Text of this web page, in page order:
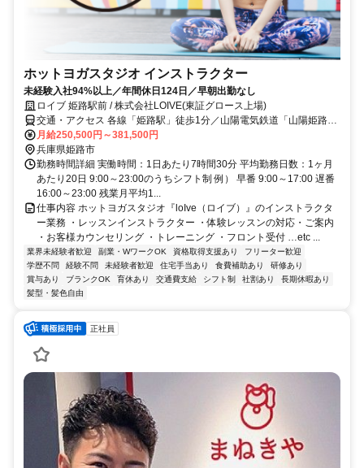
ホットヨガスタジオ インストラクター
未経験入社94%以上／年間休日124日／早朝出勤なし
ロイブ 姫路駅前 / 株式会社LOIVE(東証グロース上場)
交通・アクセス 各線「姫路駅」徒歩1分／山陽電気鉄道「山陽姫路
駅」徒歩1分
月給250,500円～381,500円
兵庫県姫路市
勤務時間詳細 実働時間：1日あたり7時間30分 平均勤務日数：1ヶ月
あたり20日 9:00～23:00のうちシフト制 例） 早番 9:00～17:00 遅番
16:00～23:00 残業月平均1...
仕事内容 ホットヨガスタジオ『loIve（ロイブ）』のインストラクタ
ー業務 ・レッスンインストラクター ・体験レッスンの対応・ご案内
・お客様カウンセリング ・トレーニング ・フロント受付 …etc ...
業界未経験者歓迎 副業・WワークOK 資格取得支援あり
フリーター歓迎
学歴不問
経験不問 未経験者歓迎 住宅手当あり 食費補助あり
研修あり
賞与あり
ブランクOK 育休あり 交通費支給 シフト制 社割あり
長期休暇あり
髪型・髪色自由
正社員